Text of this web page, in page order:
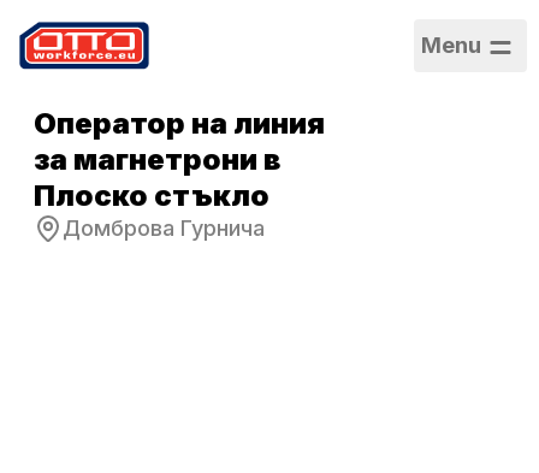
Menu
Оператор на линия
за магнетрони в
Плоско стъкло
Домброва Гурнича